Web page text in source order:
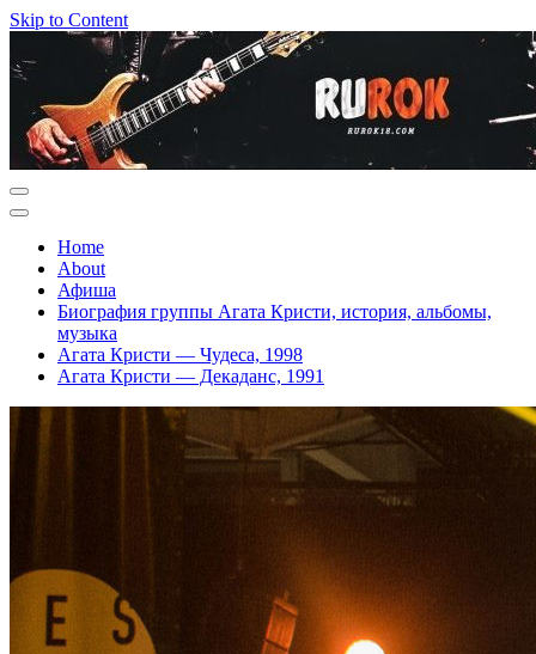
Skip to Content
Home
About
Афиша
Биография группы Агата Кристи, история, альбомы,
музыка
Агата Кристи — Чудеса, 1998
Агата Кристи — Декаданс, 1991